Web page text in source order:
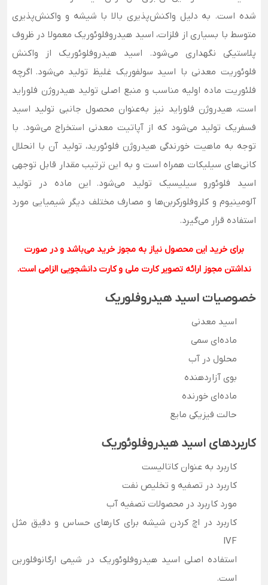
شده است. به دلیل واکنش‌پذیری بالا با شیشه و واکنش‌پذیری
متوسط با بسیاری از فلزات، اسید هیدروفلوئوریک معمولا در ظروف
پلاستیکی نگهداری می‌شود. اسید هیدروفلوئوریک از واکنش
فلوئوریت معدنی با اسید سولفوریک غلیظ تولید می‌شود. اگرچه
فلئوریت ماده اولیه مناسب و منبع اصلی تولید هیدروژن فلوراید
است، هیدروژن فلوراید نیز به‌عنوان محصول جانبی تولید اسید
فسفریک تولید می‌شود که از آپاتیت معدنی استخراج می‌شود. با
توجه به ماهیت خورندگی هیدروژن فلوئورید، تولید آن با انحلال
کانی‌های سیلیکات همراه است و به این ترتیب مقدار قابل توجهی
اسید فلوئورو سیلیسیک تولید می‌شود. این ماده در تولید
آلومینیوم و کلروفلورکربن‌ها و مصارف مختلف دیگر شیمیایی مورد
استفاده قرار می‌گیرد.
برای خرید این محصول نیاز به مجوز خرید می‌باشد و در صورت
نداشتن مجوز ارائه تصویر کارت ملی و کارت دانشجویی الزامی است.
خصوصیات اسید هیدروفلوریک
اسید معدنی
ماده‌ای سمی
محلول در آب
بوی آزاردهنده
ماده‌ای خورنده
حالت فیزیکی مایع
کاربردهای اسید هیدروفلوئوریک
کاربرد به عنوان کاتالیست
کاربرد در تصفیه و تخلیص نفت
مورد کاربرد در محصولات تصفیه آب
کاربرد در اچ کردن شیشه برای کارهای حساس و دقیق مثل
IVF
استفاده اصلی اسید هیدروفلوئوریک در شیمی ارگانوفلورین
است.